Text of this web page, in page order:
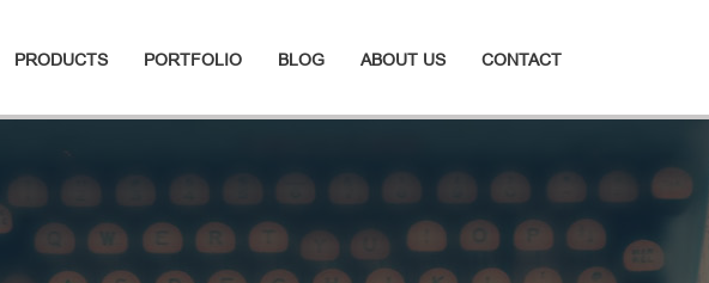
PRODUCTS PORTFOLIO BLOG ABOUT US CONTACT